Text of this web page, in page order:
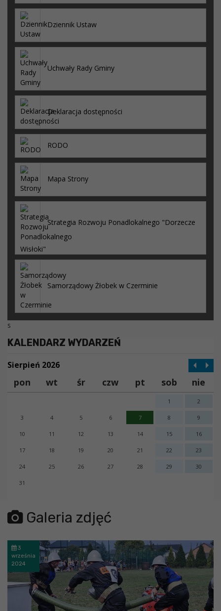
Dziennik Ustaw
Uchwały Rady Gminy
Deklaracja dostępności
RODO
Mapa Strony
Strategia Rozwoju Ponadlokalnego "Dorzecze
Wisłoki"
Samorządowy Żłobek w Czerminie
s
KALENDARZ WYDARZEŃ
Sierpień 2026
pon wt śr czw pt sob nie
1 2
3 4 5 6 7 8 9
10 11 12 13 14 15 16
17 18 19 20 21 22 23
24 25 26 27 28 29 30
31
error getting json:
Galeria zdjęć
3
września
2024